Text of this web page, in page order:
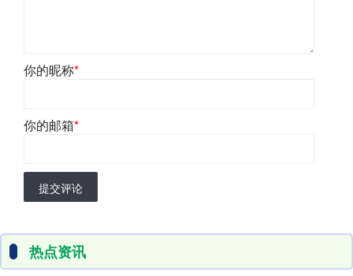
你的昵称*
你的邮箱*
提交评论
热点资讯